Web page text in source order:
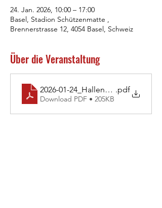
24. Jan. 2026, 10:00 – 17:00
Basel, Stadion Schützenmatte ,
Brennerstrasse 12, 4054 Basel, Schweiz
Über die Veranstaltung
2026-01- .pdf
Download PDF • 205KB